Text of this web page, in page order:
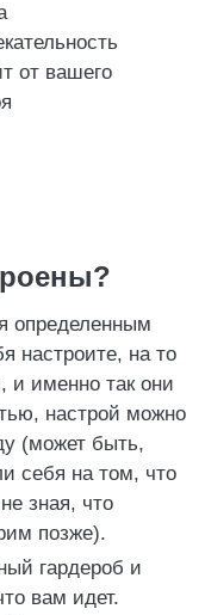
от вашего
определенным
настроите, на то
и именно так они
настрой можно
(может быть,
себя на том, что
зная, что
позже).
гардероб и
вам идет.